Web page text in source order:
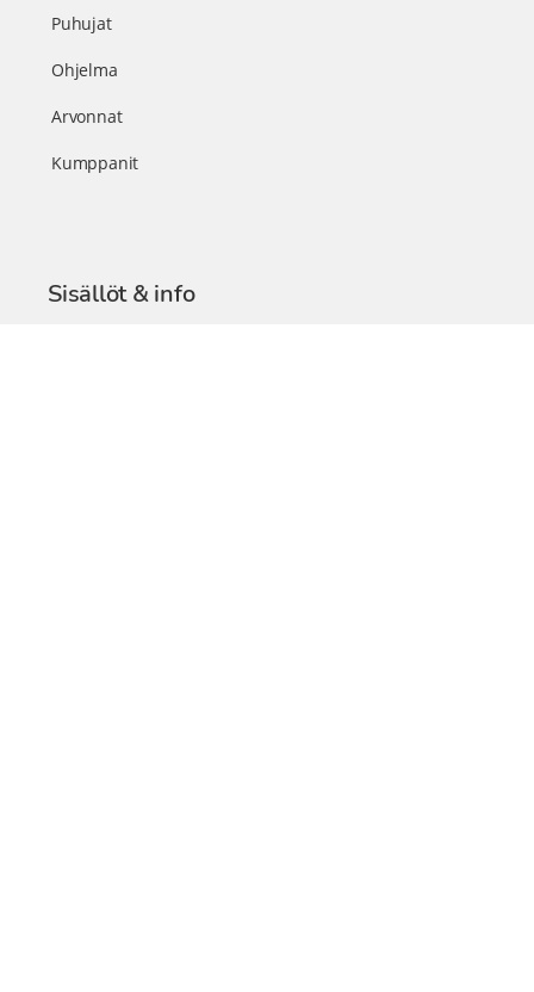
Puhujat
Ohjelma
Arvonnat
Kumppanit
Sisällöt & info